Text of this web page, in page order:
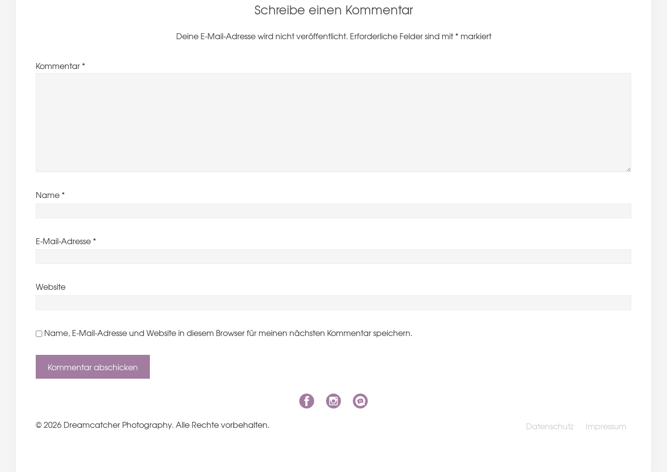
Schreibe einen Kommentar
Deine E-Mail-Adresse wird nicht veröffentlicht. Erforderliche Felder sind mit* markiert
Kommentar *
Name *
E-Mail-Adresse *
Website
Name, E-Mail-Adresse und Website in diesem Browser für meinen nächsten Kommentar speichern.
© 2026 Dreamcatcher Photography. Alle Rechte vorbehalten. Datenschutz Impressum